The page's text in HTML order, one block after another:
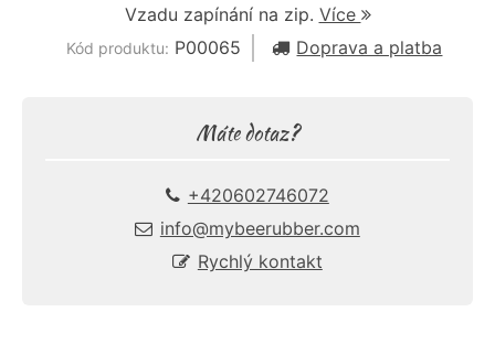
Vzadu zapínání na zip. Více
Kód produktu: P00065 Doprava a platba
Máte dotaz?
+420602746072
info@mybeerubber.com
Rychlý kontakt